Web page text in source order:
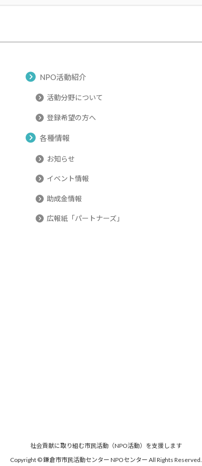
NPO活動紹介
活動分野について
登録希望の方へ
各種情報
お知らせ
イベント情報
助成金情報
広報紙「パートナーズ」
社会貢献に取り組む市民活動（NPO活動）を支援します
Copyright © 鎌倉市市民活動センター NPOセンター All Rights Reserved.